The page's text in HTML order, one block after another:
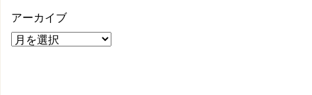
アーカイブ